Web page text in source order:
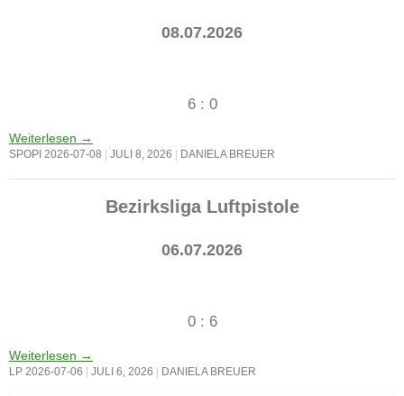
08.07.2026
6 : 0
Weiterlesen →
SPOPI 2026-07-08 JULI 8, 2026 DANIELA BREUER
Bezirksliga Luftpistole
06.07.2026
0 : 6
Weiterlesen →
LP 2026-07-06 JULI 6, 2026 DANIELA BREUER